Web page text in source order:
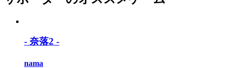
- 奈落2 -
nama